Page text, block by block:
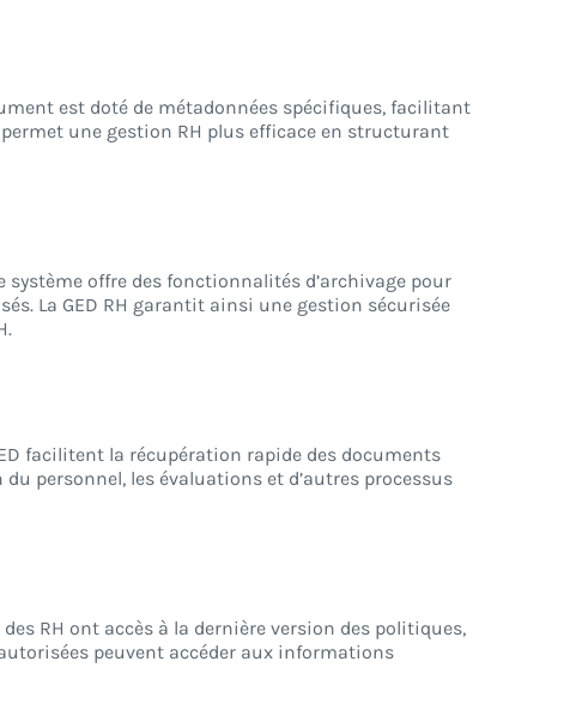
est doté de métadonnées spécifiques, facilitant
une gestion RH plus efficace en structurant
système offre des fonctionnalités d’archivage pour
La GED RH garantit ainsi une gestion sécurisée
facilitent la récupération rapide des documents
personnel, les évaluations et d’autres processus
RH ont accès à la dernière version des politiques,
peuvent accéder aux informations